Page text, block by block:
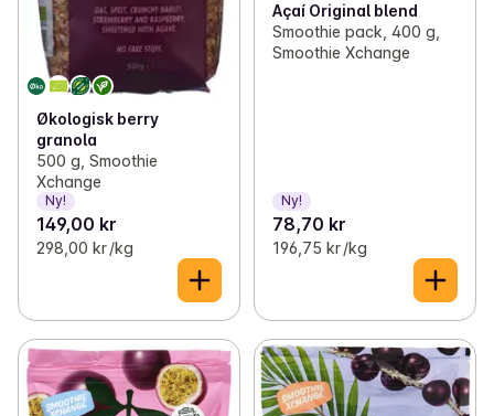
Økologisk berry
granola
500 g, Smoothie
Xchange
Ny!
149,00 kr
298,00 kr /kg
Açaí Original blend
Smoothie pack, 400 g,
Smoothie Xchange
Ny!
78,70 kr
196,75 kr /kg